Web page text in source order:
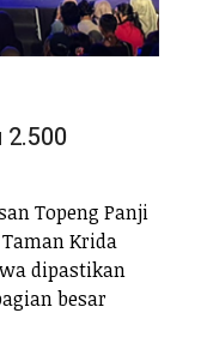
2.500
Topeng Panji
Taman Krida
dipastikan
besar